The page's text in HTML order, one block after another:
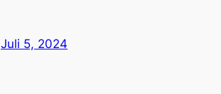
Juli 5, 2024